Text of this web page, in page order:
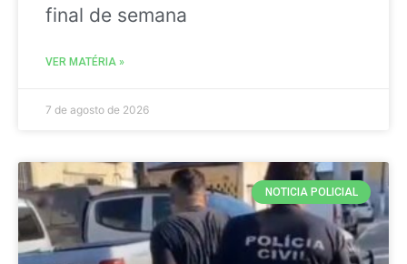
final de semana
VER MATÉRIA »
7 de agosto de 2026
NOTICIA POLICIAL